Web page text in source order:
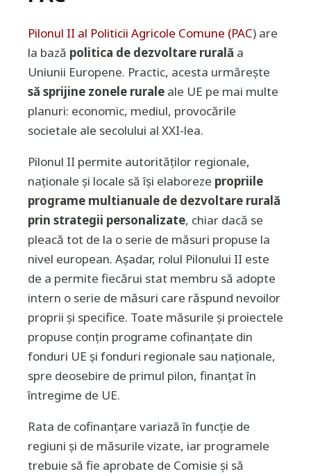
Pilonul II al Politicii Agricole Comune (PAC) are
la bază politica de dezvoltare rurală a
Uniunii Europene. Practic, acesta urmărește
să sprijine zonele rurale ale UE pe mai multe
planuri: economic, mediul, provocările
societale ale secolului al XXI-lea.
Pilonul II permite autorităților regionale,
naționale și locale să își elaboreze propriile
programe multianuale de dezvoltare rurală
prin strategii personalizate, chiar dacă se
pleacă tot de la o serie de măsuri propuse la
nivel european. Așadar, rolul Pilonului II este
de a permite fiecărui stat membru să adopte
intern o serie de măsuri care răspund nevoilor
proprii și specifice. Toate măsurile și proiectele
propuse conțin programe cofinanțate din
fonduri UE și fonduri regionale sau naționale,
spre deosebire de primul pilon, finanțat în
întregime de UE.
Rata de cofinanțare variază în funcție de
regiuni și de măsurile vizate, iar programele
trebuie să fie aprobate de Comisie și să